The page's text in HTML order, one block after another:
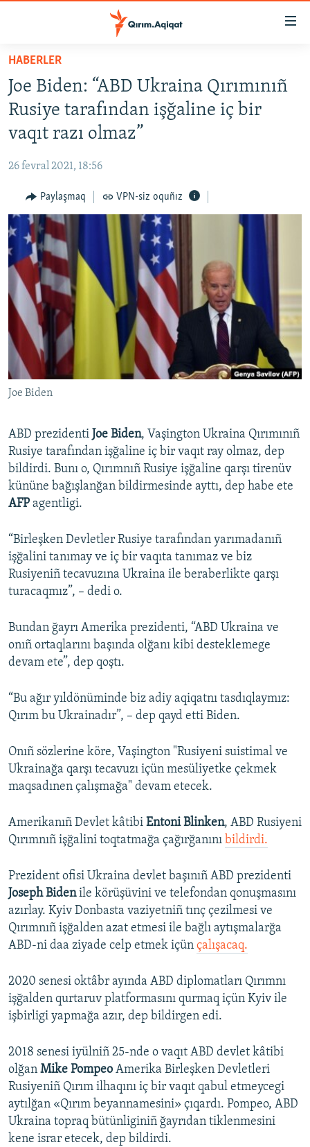
Esas
qaytmaq
Baş
navigatsiyağa
qaytmaq
Qıdıruvğa
HABERLER
İQTİSADİYAT
MEDENİYET
İNSAN AQLARI
VİDEO
SÜRET
BLOGLAR
FİKİR
Русский
Українською
QOŞULIÑIZ!
RFE/RS bütün saytları
HABERLER
Joe Biden: “ABD Ukraina Qırımınıñ
Rusiye tarafından işğaline iç bir
vaqıt razı olmaz”
26 fevral 2021, 18:56
Paylaşmaq VPN-siz oquñız
Joe Biden
ABD prezidenti Joe Biden, Vaşington Ukraina Qırımınıñ
Rusiye tarafından işğaline iç bir vaqıt ray olmaz, dep
bildirdi. Bunı o, Qırımnıñ Rusiye işğaline qarşı tirenüv
kününe bağışlanğan bildirmesinde ayttı, dep habe ete
AFP agentligi.
“Birleşken Devletler Rusiye tarafından yarımadanıñ
işğalini tanımay ve iç bir vaqıta tanımaz ve biz
Rusiyeniñ tecavuzına Ukraina ile beraberlikte qarşı
turacaqmız”, – dedi o.
Bundan ğayrı Amerika prezidenti, “ABD Ukraina ve
onıñ ortaqlarını başında olğanı kibi desteklemege
devam ete”, dep qoştı.
“Bu ağır yıldönüminde biz adiy aqiqatnı tasdıqlaymız:
Qırım bu Ukrainadır”, – dep qayd etti Biden.
Onıñ sözlerine köre, Vaşington "Rusiyeni suistimal ve
Ukrainağa qarşı tecavuzı içün mesüliyetke çekmek
maqsadınen çalışmağa" devam etecek.
Amerikanıñ Devlet kâtibi Entoni Blinken, ABD Rusiyeni
Qırımnıñ işğalini toqtatmağa çağırğanını bildirdi.
Prezident ofisi Ukraina devlet başınıñ ABD prezidenti
Joseph Bidenile körüşüvini ve telefondan qonuşmasını
azırlay. Kyiv Donbasta vaziyetniñ tınç çezilmesi ve
Qırımnıñ işğalden azat etmesi ile bağlı aytışmalarğa
ABD-ni daa ziyade celp etmek içün çalışacaq.
2020 senesi oktâbr ayında ABD diplomatları Qırımnı
işğalden qurtaruv platformasını qurmaq içün Kyiv ile
işbirligi yapmağa azır, dep bildirgen edi.
2018 senesi iyülniñ 25-nde o vaqıt ABD devlet kâtibi
olğan Mike Pompeo Amerika Birleşken Devletleri
Rusiyeniñ Qırım ilhaqını iç bir vaqıt qabul etmeycegi
aytılğan «Qırım beyannamesini» çıqardı. Pompeo, ABD
Ukraina topraq bütünliginiñ ğayrıdan tiklenmesini
kene israr etecek, dep bildirdi.